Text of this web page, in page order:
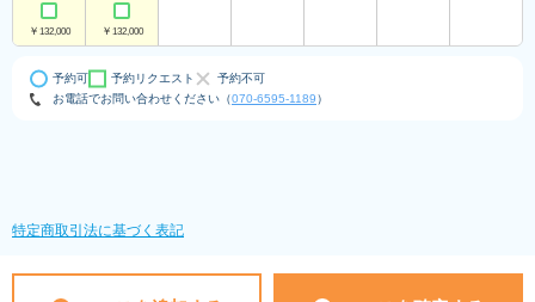
￥132,000 ￥132,000
予約可 予約リクエスト
予約不可
お電話でお問い合わせください（070-6595-1189）
特定商取引法に基づく表記